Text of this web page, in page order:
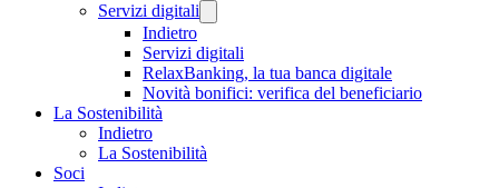
Servizi digitali
Indietro
Servizi digitali
RelaxBanking, la tua banca digitale
Novità bonifici: verifica del beneficiario
La Sostenibilità
Indietro
La Sostenibilità
Soci